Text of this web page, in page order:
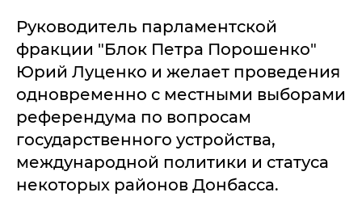
Руководитель парламентской
фракции "Блок Петра Порошенко"
Юрий Луценко и желает проведения
одновременно с местными выборами
референдума по вопросам
государственного устройства,
международной политики и статуса
некоторых районов Донбасса.